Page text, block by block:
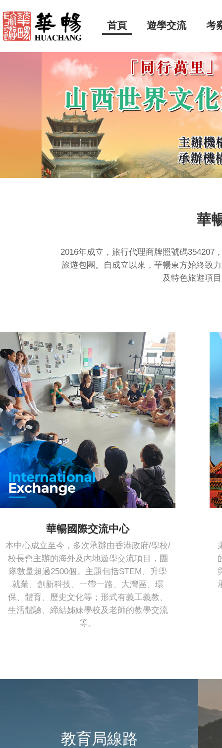
首頁 遊學交流 考
華
2016年成立，旅行代理商牌照號碼354207
旅遊包團。自成立以來，華暢東方始終致
及特色旅遊項
華暢國際交流中心
本中心成立至今，多次承辦由香港政府/學校/
校長會主辦的海外及內地遊學交流項目，團
隊數量超過2500個。主題包括STEM、升學
就業、創新科技、一帶一路、大灣區、環
保、體育、歷史文化等；形式有義工義教、
生活體驗、締結姊妹學校及老師的教學交流
等。
教育局線路